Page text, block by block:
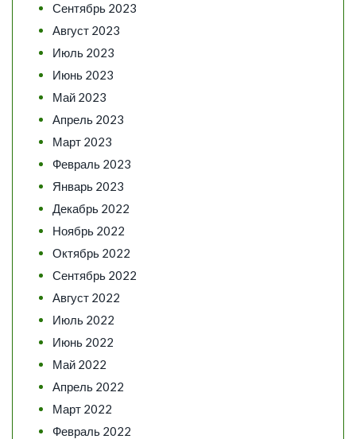
Сентябрь 2023
Август 2023
Июль 2023
Июнь 2023
Май 2023
Апрель 2023
Март 2023
Февраль 2023
Январь 2023
Декабрь 2022
Ноябрь 2022
Октябрь 2022
Сентябрь 2022
Август 2022
Июль 2022
Июнь 2022
Май 2022
Апрель 2022
Март 2022
Февраль 2022